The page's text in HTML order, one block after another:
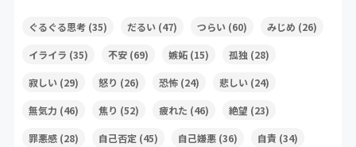
ぐるぐる思考(35) だるい(47) つらい(60) みじめ (26)
イライラ (35) 不安(69) 嫉妬(15) 孤独 (28)
寂しい(29) 怒り (26) 恐怖(24) 悲しい(24)
無気力 (46) 焦り (52) 疲れた (46) 絶望 (23)
罪悪感(28) 自己否定 (45) 自己嫌悪(36) 自責 (34)